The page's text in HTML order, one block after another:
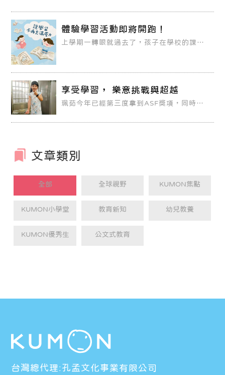
有自學自習能力，將知識融會貫通於生活
中。而目前的教育趨勢，希望培養能在各種
環境成長，擁有強大的自我學習能力與多元
能力的人才。
體驗學習活動即將開跑！
上學期一轉眼就過去了，孩子在學校的課業
享受學習， 樂意挑戰與超越
珮茹今年已經第三度拿到ASF獎項，同時她
項，也激勵她想好好努力。無論是領ASF獎
文章類別
全部 全球視野 KUMON焦點
KUMON小學堂 教育新知 幼兒教養
KUMON優秀生 公文式教育
台灣總代理:孔孟文化事業有限公司